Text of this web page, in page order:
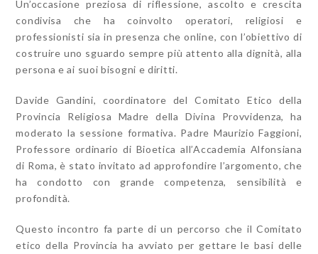
Un’occasione preziosa di riflessione, ascolto e crescita
condivisa che ha coinvolto operatori, religiosi e
professionisti sia in presenza che online, con l’obiettivo di
costruire uno sguardo sempre più attento alla dignità, alla
persona e ai suoi bisogni e diritti.
Davide Gandini, coordinatore del Comitato Etico della
Provincia Religiosa Madre della Divina Provvidenza, ha
moderato la sessione formativa. Padre Maurizio Faggioni,
Professore ordinario di Bioetica all’Accademia Alfonsiana
di Roma, è stato invitato ad approfondire l’argomento, che
ha condotto con grande competenza, sensibilità e
profondità.
Questo incontro fa parte di un percorso che il Comitato
etico della Provincia ha avviato per gettare le basi delle